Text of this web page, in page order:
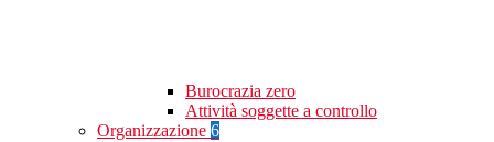
Burocrazia zero
Attività soggette a controllo
Organizzazione 6